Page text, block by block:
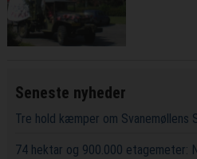
Seneste nyheder
Tre hold kæmper om Svanemøllens
74 hektar og 900.000 etagemeter: